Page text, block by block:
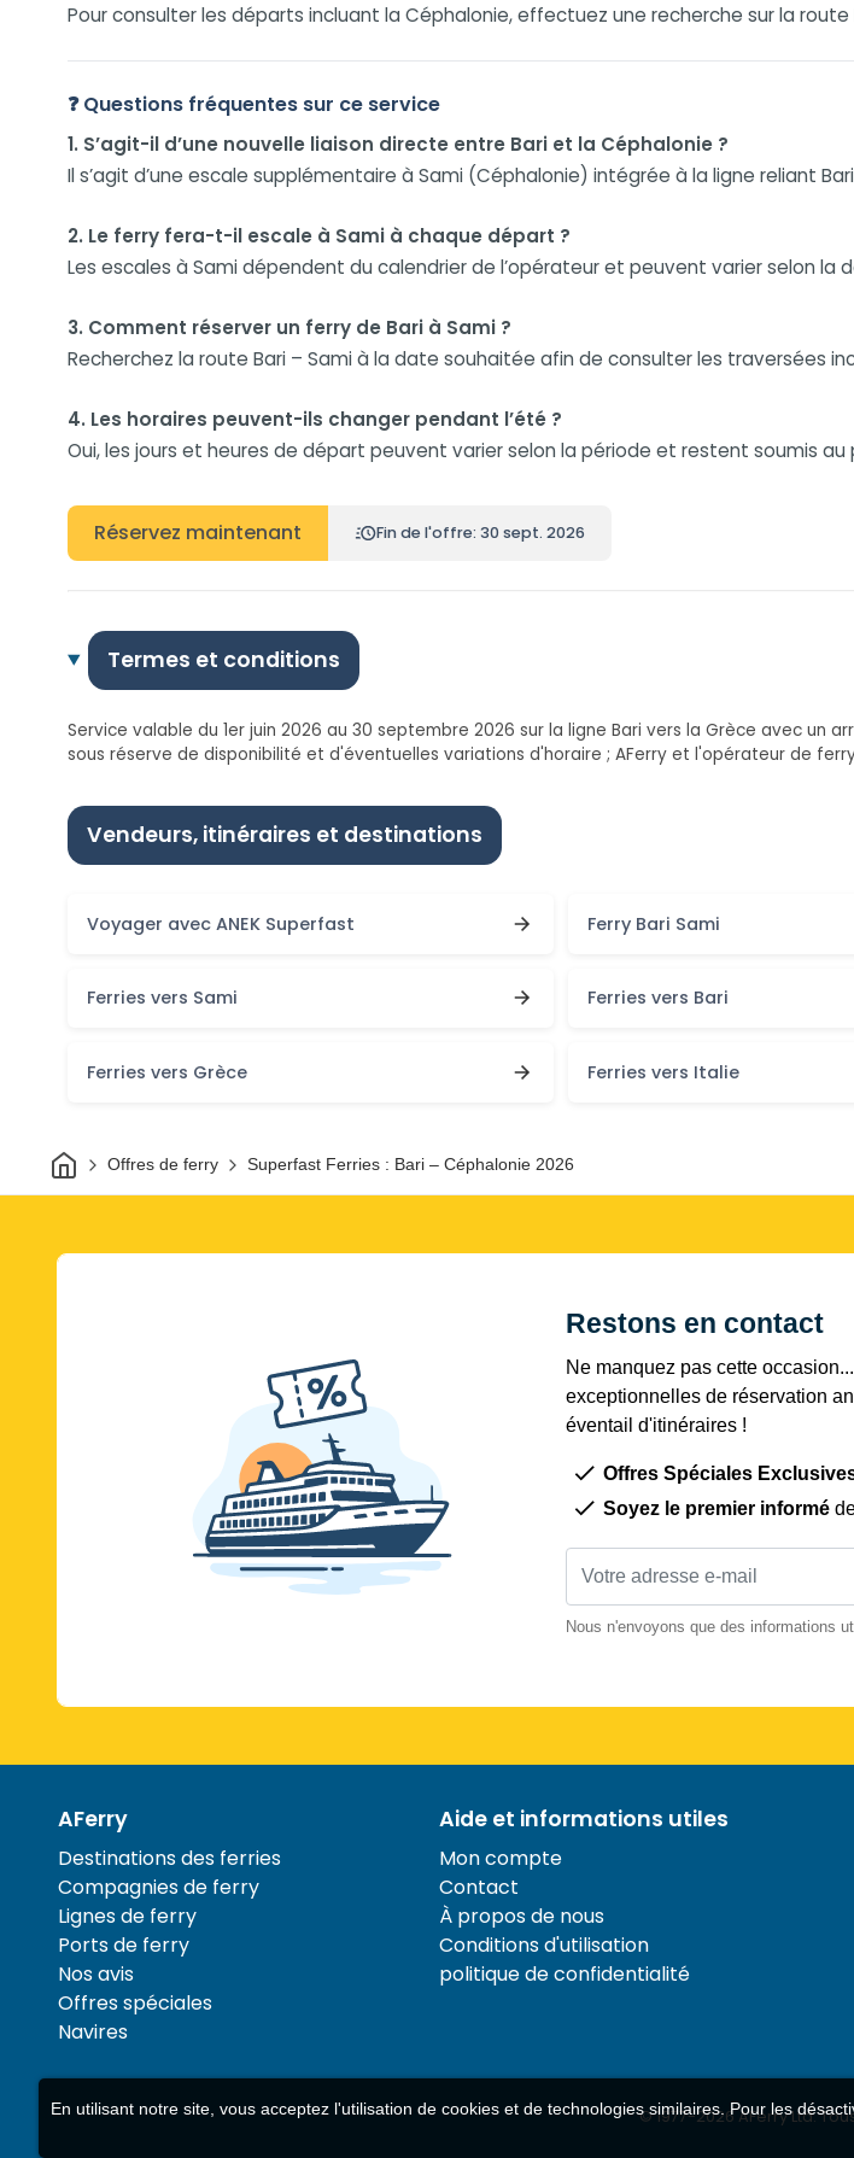
Pour consulter les départs incluant la Céphalonie, effectuez une recherche sur la
❓ Questions fréquentes sur ce service
1. S’agit-il d’une nouvelle liaison directe entre Bari et la Céphalonie ?
Il s’agit d’une escale supplémentaire à Sami (Céphalonie) intégrée à la ligne reliant
2. Le ferry fera-t-il escale à Sami à chaque départ ?
Les escales à Sami dépendent du calendrier de l’opérateur et peuvent varier selon la
3. Comment réserver un ferry de Bari à Sami ?
Recherchez la route Bari – Sami à la date souhaitée afin de consulter les traversées
4. Les horaires peuvent-ils changer pendant l’été ?
Oui, les jours et heures de départ peuvent varier selon la période et restent soumis au
Réservez maintenant Fin de l'offre: 30 sept. 2026
Termes et conditions
Service valable du 1er juin 2026 au 30 septembre 2026 sur la ligne Bari vers la Grèce avec
sous réserve de disponibilité et d'éventuelles variations d'horaire ; AFerry et l'opérateur de
Vendeurs, itinéraires et destinations
Voyager avec ANEK Superfast Ferry Bari Sami
Ferries vers Sami Ferries vers Bari
Ferries vers Grèce Ferries vers Italie
MaisonOffres de ferry Superfast Ferries : Bari – Céphalonie 2026
Restons en contact
Ne manquez pas cette
exceptionnelles de réservation
éventail d'itinéraires !
Offres Spéciales
Soyez le premier informé
Nous n'envoyons que des informations
AFerry
Destinations des ferries
Compagnies de ferry
Lignes de ferry
Ports de ferry
Nos avis
Offres spéciales
Navires
Aide et informations utiles
Mon compte
Contact
À propos de nous
Conditions d'utilisation
politique de confidentialité
© 1977-2026AFerry Ltd.
En utilisant notre site, vous acceptez l'utilisation de cookies et de technologies similaires. Pour les